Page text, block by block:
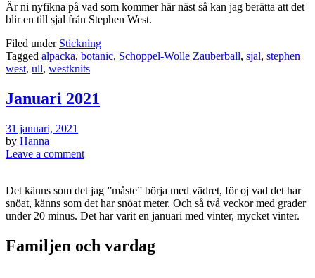
Är ni nyfikna på vad som kommer här näst så kan jag berätta att det
blir en till sjal från Stephen West.
Filed under Stickning
Tagged alpacka, botanic, Schoppel-Wolle Zauberball, sjal, stephen
west, ull, westknits
Januari 2021
31 januari, 2021
by Hanna
Leave a comment
Det känns som det jag ”måste” börja med vädret, för oj vad det har
snöat, känns som det har snöat meter. Och så två veckor med grader
under 20 minus. Det har varit en januari med vinter, mycket vinter.
Familjen och vardag